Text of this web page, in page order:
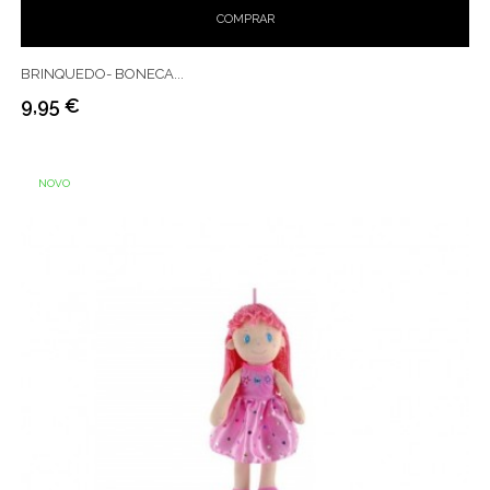
COMPRAR
BRINQUEDO- BONECA...
Preço
9,95 €
NOVO